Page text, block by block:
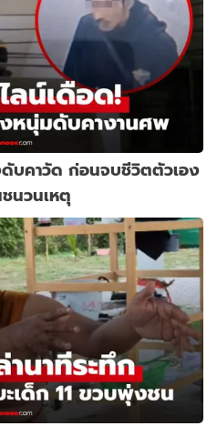
บคาวัด ก่อนจบชีวิตตัวเอง
นวนเหตุ